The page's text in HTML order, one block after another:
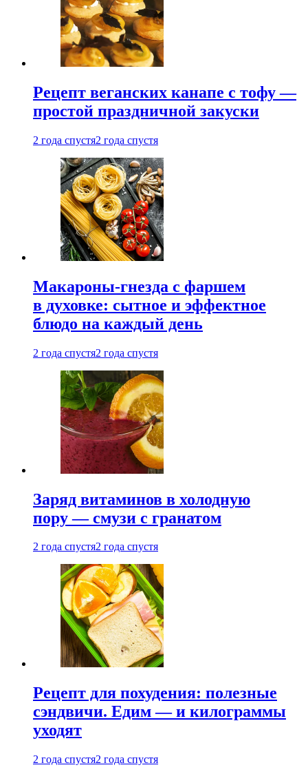
Рецепт веганских канапе с тофу —
простой праздничной закуски
2 года спустя2 года спустя
Макароны-гнезда с фаршем
в духовке: сытное и эффектное
блюдо на каждый день
2 года спустя2 года спустя
Заряд витаминов в холодную
пору — смузи с гранатом
2 года спустя2 года спустя
Рецепт для похудения: полезные
сэндвичи. Едим — и килограммы
уходят
2 года спустя2 года спустя